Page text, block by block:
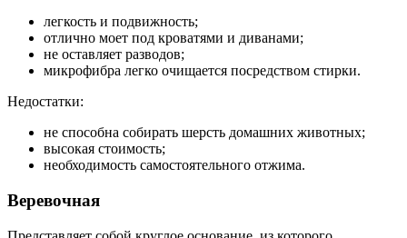
легкость и подвижность;
отлично моет под кроватями и диванами;
не оставляет разводов;
микрофибра легко очищается посредством стирки.
Недостатки:
не способна собирать шерсть домашних животных;
высокая стоимость;
необходимость самостоятельного отжима.
Веревочная